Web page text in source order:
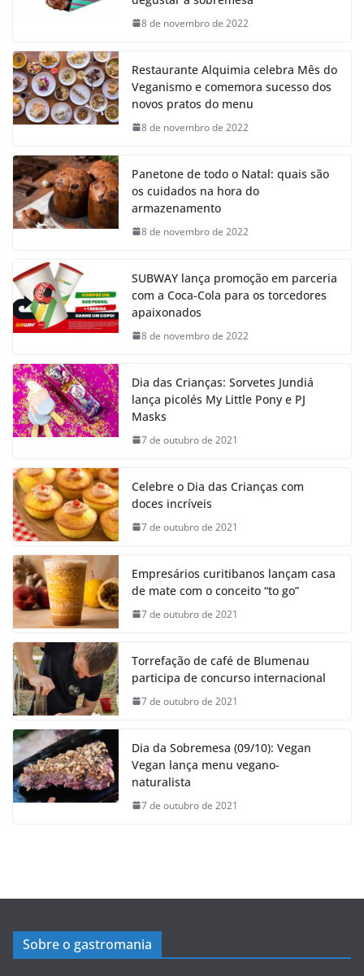
8 de novembro de 2022
Restaurante Alquimia celebra Mês do
Veganismo e comemora sucesso dos
novos pratos do menu
8 de novembro de 2022
Panetone de todo o Natal: quais são
os cuidados na hora do
armazenamento
8 de novembro de 2022
SUBWAY lança promoção em parceria
com a Coca-Cola para os torcedores
apaixonados
8 de novembro de 2022
Dia das Crianças: Sorvetes Jundiá
lança picolés My Little Pony e PJ
Masks
7 de outubro de 2021
Celebre o Dia das Crianças com
doces incríveis
7 de outubro de 2021
Empresários curitibanos lançam casa
de mate com o conceito “to go”
7 de outubro de 2021
Torrefação de café de Blumenau
participa de concurso internacional
7 de outubro de 2021
Dia da Sobremesa (09/10): Vegan
Vegan lança menu vegano-
naturalista
7 de outubro de 2021
Sobre o gastromania